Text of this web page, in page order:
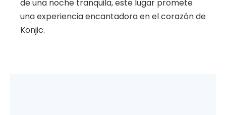
de una noche tranquila, este lugar promete
una experiencia encantadora en el corazón de
Konjic.